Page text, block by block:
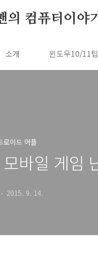
의 컴퓨터이야기
소개 윈도우10/11팁
로이드 어플
바일 게임
2015. 9. 14.